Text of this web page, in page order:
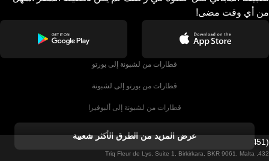
من أي وقت مضى!
قطارات من لشبونة إلى بورتو
قطارات من بورتو إلى لشبونة
قطارات من لشبونة إلى ألبوفيرا
قطارات من ألبوفيرا إلى لشبونة
قطارات من لشبونة إلى لاغوس
عرض المزيد من الطرق الأكثر شعبية
Firebird GT Limited (OC 1451)
432, Triq Fleur de Lys, Suite 1, Birkirkara, BKR 9061, Malta